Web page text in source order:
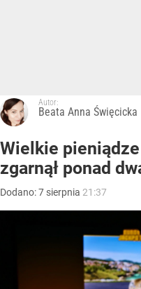
Autor:
Beata Anna Święcicka
Wielkie
zgarnął ponad
Dodano:7 sierpnia 21:37